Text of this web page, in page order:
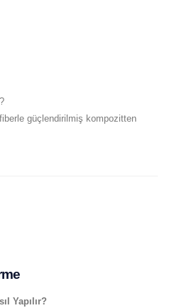
güçlendirilmiş kompozitten
Yapılır?